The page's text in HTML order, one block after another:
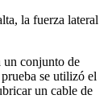
la fuerza lateral
un conjunto de
se utilizó el
un cable de